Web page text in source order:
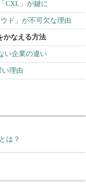
CXL」が鍵に
ド」が不可欠な理由
かなえる方法
い企業の違い
い理由
は？